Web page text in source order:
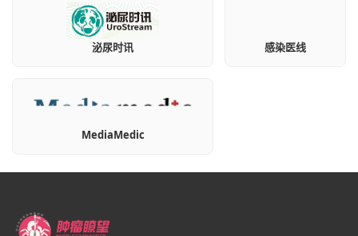
泌尿时讯 感染医线
MediaMedic